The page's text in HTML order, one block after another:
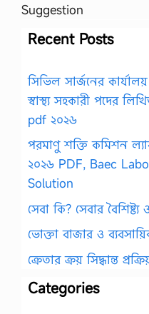
Suggestion
Recent Posts
সিভিল সার্জনের
স্বাস্থ্য সহকারী পদের
pdf ২০২৬
পরমাণু শক্তি কমিশন
২০২৬ PDF, Baec
Solution
সেবা কি? সেবার
ভোক্তা বাজার ও
ক্রেতার ক্রয় সিদ্ধান্ত
Categories